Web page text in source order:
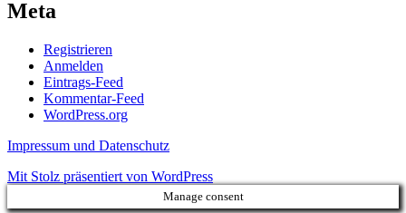
Meta
Registrieren
Anmelden
Eintrags-Feed
Kommentar-Feed
WordPress.org
Impressum und Datenschutz
Mit Stolz präsentiert von WordPress
Manage consent